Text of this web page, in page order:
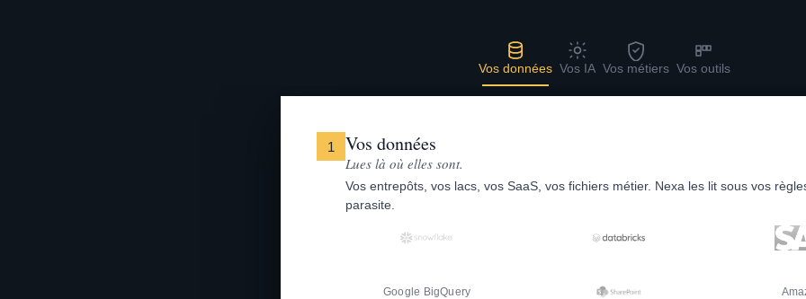
Vos données Vos IA Vos métiers Vos outils
1 Vos données
Lues là où elles sont.
Vos entrepôts, vos lacs, vos SaaS, vos fichiers métier. Nexa les lit sous vos
parasite.
Google BigQuery